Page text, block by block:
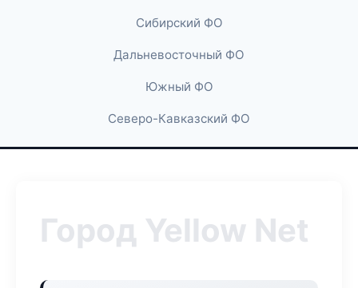
Сибирский ФО
Дальневосточный ФО
Южный ФО
Северо-Кавказский ФО
Город Yellow Net